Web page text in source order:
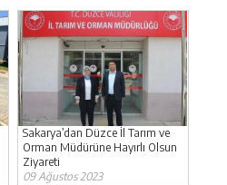
Sakarya’dan Düzce İl Tarım ve
Orman Müdürüne Hayırlı Olsun
Ziyareti
09 Ağustos 2023